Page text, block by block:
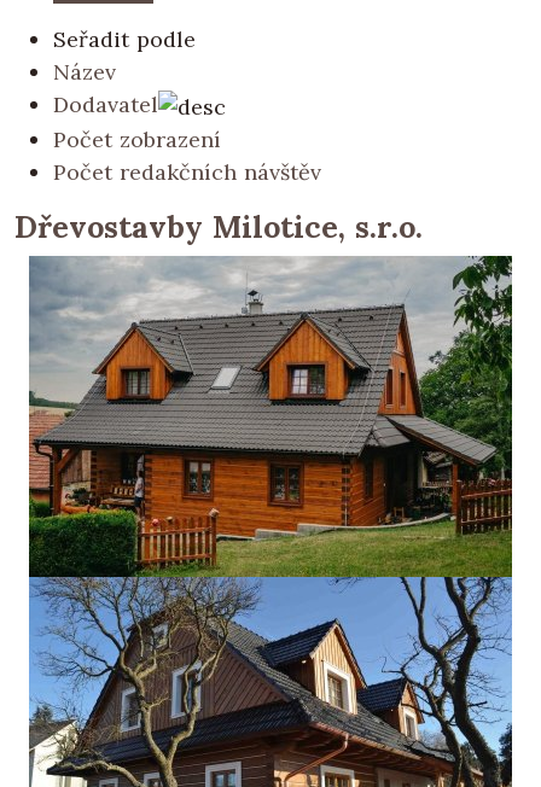
Seřadit podle
Název
Dodavatel
Počet zobrazení
Počet redakčních návštěv
Dřevostavby Milotice, s.r.o.